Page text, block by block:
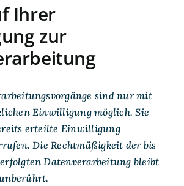
Ihrer
zur
sind nur mit
Einwilligung möglich. Sie
erteilte Einwilligung
Die Rechtmäßigkeit der bis
Datenverarbeitung bleibt